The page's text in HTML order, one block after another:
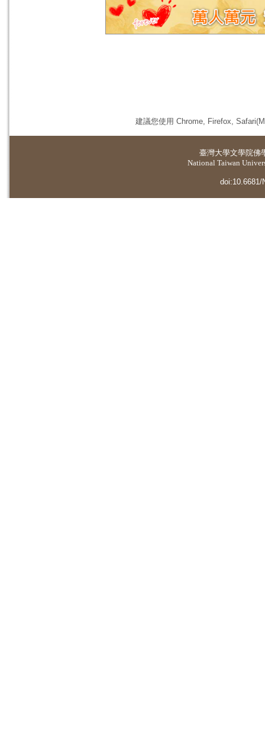
建議您使用 Chrome, Firefox,
臺灣大學文學院佛
National Taiwan
doi:10.6681/